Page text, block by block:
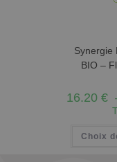
Synergie
BIO –
16.20€
Choix